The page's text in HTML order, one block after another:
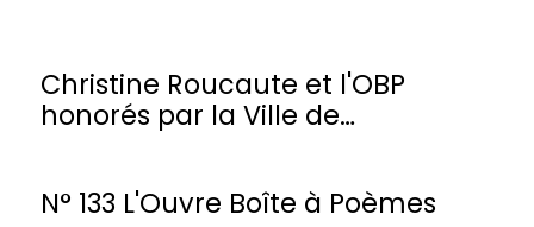
Christine Roucaute et l'OBP
honorés par la Ville de
N° 133 L'Ouvre Boîte à Poèmes